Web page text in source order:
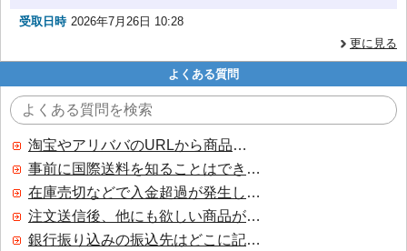
受取日時 2026年7月26日 10:28
更に見る
よくある質問
淘宝やアリババのURLから商品を探すことはできますか？
事前に国際送料を知ることはできますか？
在庫売切などで入金超過が発生した場合はいつ返金されますか？
注文送信後、他にも欲しい商品が見つかった場合、追加注文できますか？
銀行振り込みの振込先はどこに記載されていますか？